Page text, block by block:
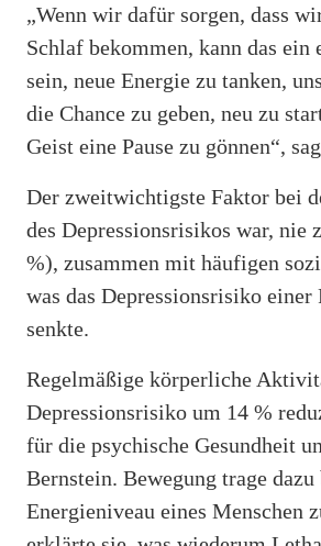
„Wenn wir dafür sorgen, dass
Schlaf bekommen, kann das ein
sein, neue Energie zu tanken,
die Chance zu geben, neu zu
Geist eine Pause zu gönnen“,
Der zweitwichtigste Faktor bei
des Depressionsrisikos war, nie
%), zusammen mit häufigen
was das Depressionsrisiko einer
senkte.
Regelmäßige körperliche
Depressionsrisiko um 14 %
für die psychische Gesundheit
Bernstein. Bewegung trage dazu
Energieniveau eines Menschen